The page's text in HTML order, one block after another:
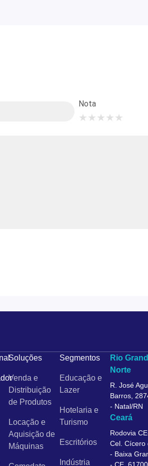
Nota
★
★
★
★
★
Soluções
Venda e
Distribuição
de Produtos
Locação e
Aquisição de
Máquinas
Segmentos
Educação e
Lazer
Hotelaria e
Turismo
Escritórios
Indústria
Rio
Norte
R. José
Barros,
- Natal/RN
Ceará
Rodovia
Cel. Cícero
- Baixa